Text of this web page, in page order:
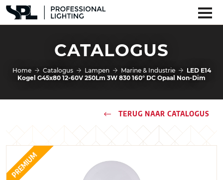
CATALOGUS
Home Catalogus Lampen Marine & Industrie
LED E14
Kogel G45x80 12-60V 250Lm 3W 830 160° DC Opaal Non-Dim
TERUG NAAR CATALOGUS
PREMIUM